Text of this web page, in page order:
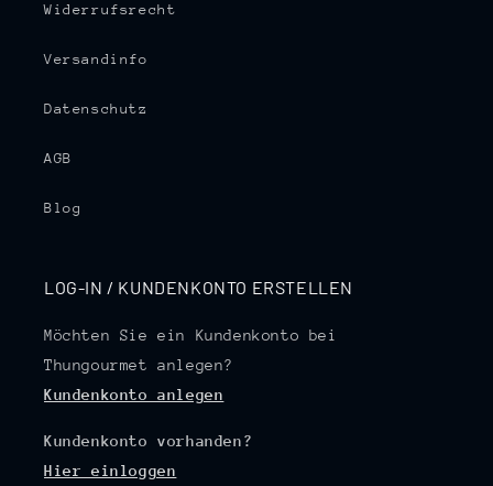
Widerrufsrecht
Versandinfo
Datenschutz
AGB
Blog
LOG-IN / KUNDENKONTO ERSTELLEN
Möchten Sie ein Kundenkonto bei
Thungourmet anlegen?
Kundenkonto anlegen
Kundenkonto vorhanden?
Hier einloggen